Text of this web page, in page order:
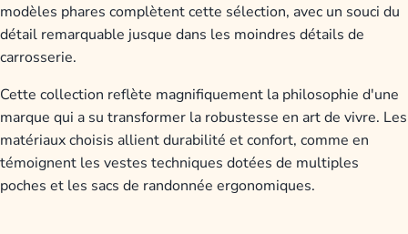
modèles phares complètent cette sélection, avec un souci du
détail remarquable jusque dans les moindres détails de
carrosserie.
Cette collection reflète magnifiquement la philosophie d'une
marque qui a su transformer la robustesse en art de vivre. Les
matériaux choisis allient durabilité et confort, comme en
témoignent les vestes techniques dotées de multiples
poches et les sacs de randonnée ergonomiques.